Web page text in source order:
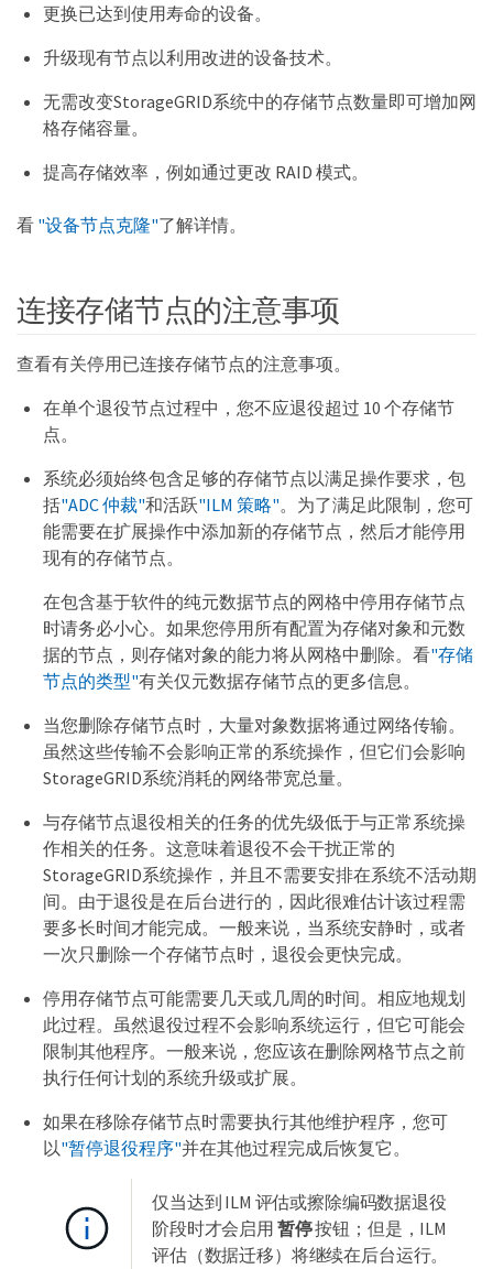
更换已达到使用寿命的设备。
升级现有节点以利用改进的设备技术。
无需改变StorageGRID系统中的存储节点数量即可增加网
格存储容量。
提高存储效率，例如通过更改 RAID 模式。
看 "设备节点克隆"了解详情。
连接存储节点的注意事项
查看有关停用已连接存储节点的注意事项。
在单个退役节点过程中，您不应退役超过 10 个存储节
点。
系统必须始终包含足够的存储节点以满足操作要求，包
括"ADC 仲裁"和活跃"ILM 策略"。为了满足此限制，您可
能需要在扩展操作中添加新的存储节点，然后才能停用
现有的存储节点。
在包含基于软件的纯元数据节点的网格中停用存储节点
时请务必小心。如果您停用所有配置为存储对象和元数
据的节点，则存储对象的能力将从网格中删除。看"存储
节点的类型"有关仅元数据存储节点的更多信息。
当您删除存储节点时，大量对象数据将通过网络传输。
虽然这些传输不会影响正常的系统操作，但它们会影响
StorageGRID系统消耗的网络带宽总量。
与存储节点退役相关的任务的优先级低于与正常系统操
作相关的任务。这意味着退役不会干扰正常的
StorageGRID系统操作，并且不需要安排在系统不活动期
间。由于退役是在后台进行的，因此很难估计该过程需
要多长时间才能完成。一般来说，当系统安静时，或者
一次只删除一个存储节点时，退役会更快完成。
停用存储节点可能需要几天或几周的时间。相应地规划
此过程。虽然退役过程不会影响系统运行，但它可能会
限制其他程序。一般来说，您应该在删除网格节点之前
执行任何计划的系统升级或扩展。
如果在移除存储节点时需要执行其他维护程序，您可
以"暂停退役程序"并在其他过程完成后恢复它。
仅当达到 ILM 评估或擦除编码数据退役
阶段时才会启用 暂停按钮；但是，ILM
评估（数据迁移）将继续在后台运行。